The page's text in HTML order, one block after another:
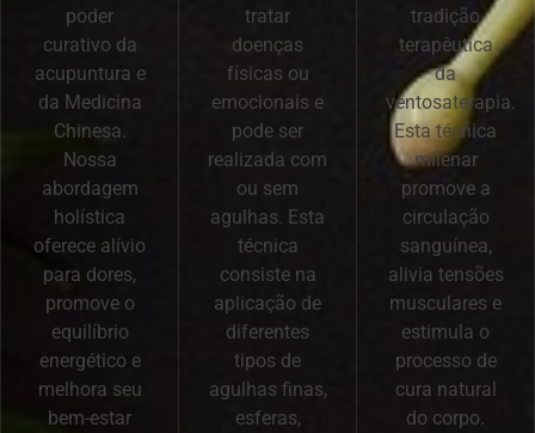
poder
curativo da
acupuntura e
da Medicina
Chinesa.
Nossa
abordagem
holística
oferece alívio
para dores,
promove o
equilíbrio
energético e
melhora seu
bem-estar
tratar
doenças
físicas ou
emocionais e
pode ser
realizada com
ou sem
agulhas. Esta
técnica
consiste na
aplicação de
diferentes
tipos de
agulhas finas,
esferas,
tradição
terapêutica
da
ventosaterapia.
Esta técnica
milenar
promove a
circulação
sanguínea,
alivia tensões
musculares e
estimula o
processo de
cura natural
do corpo.